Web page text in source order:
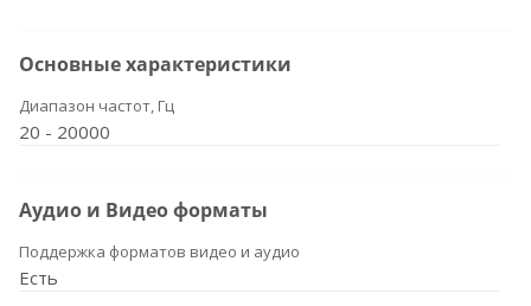
Основные характеристики
Диапазон частот, Гц
20 - 20000
Аудио и Видео форматы
Поддержка форматов видео и аудио
Есть